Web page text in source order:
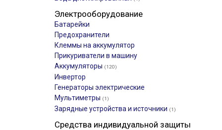
Электрооборудование
Батарейки
Предохранители
Клеммы на аккумулятор
Прикуриватели в машину
Аккумуляторы (120)
Инвертор
Генераторы электрические
Мультиметры (1)
Зарядные устройства и источники (1)
Средства индивидуальной защиты